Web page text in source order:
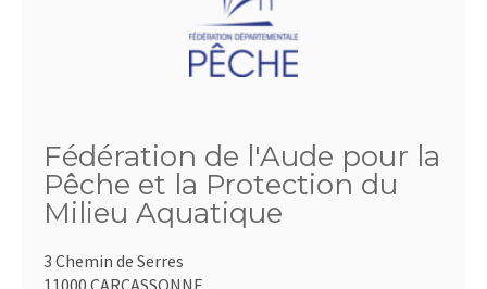
Fédération de l'Aude pour la
Pêche et la Protection du
Milieu Aquatique
3 Chemin de Serres
11000 CARCASSONNE